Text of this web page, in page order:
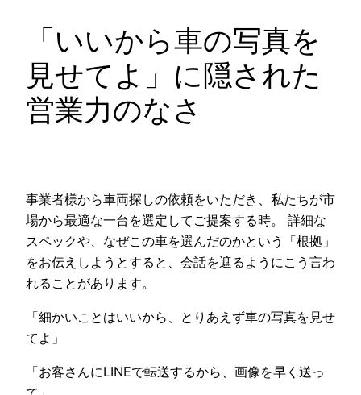
「いいから車の写真を
見せてよ」に隠された
営業力のなさ
事業者様から車両探しの依頼をいただき、私たちが市
場から最適な一台を選定してご提案する時。 詳細な
スペックや、なぜこの車を選んだのかという「根拠」
をお伝えしようとすると、会話を遮るようにこう言わ
れることがあります。
「細かいことはいいから、とりあえず車の写真を見せ
てよ」
「お客さんにLINEで転送するから、画像を早く送っ